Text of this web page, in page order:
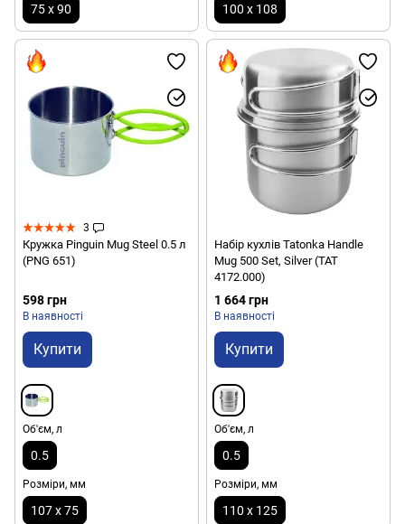
75 х 90 100 х 108
3
Кружка Pinguin Mug Steel 0.5 л
(PNG 651)
598 грн
В наявності
Купити
Об'єм, л
0.5
Розміри, мм
107 х 75
Набір кухлів Tatonka Handle
Mug 500 Set, Silver (TAT
4172.000)
1 664 грн
В наявності
Купити
Об'єм, л
0.5
Розміри, мм
110 х 125